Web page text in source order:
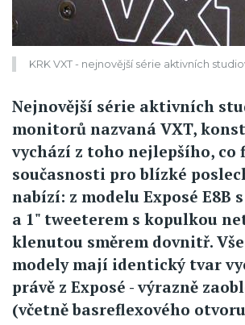
KRK VXT - nejnovější série aktivních
Nejnovější série aktivních
monitorů nazvaná VXT,
vychází z toho nejlepšího, co
současnosti pro blízké
nabízí: z modelu Exposé E8B
a 1" tweeterem s kopulkou
klenutou směrem dovnitř.
modely mají identický tvar
právě z Exposé - výrazně
(včetně basreflexového